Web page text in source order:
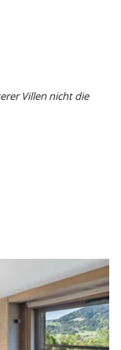
zum Snow Pass
zum Snow
eines
Transports
oder anderer
gestellt.
angemessenen
Müll entsorgen und
Falls die
der eine
werden die
von Villanovo
Villen nicht die